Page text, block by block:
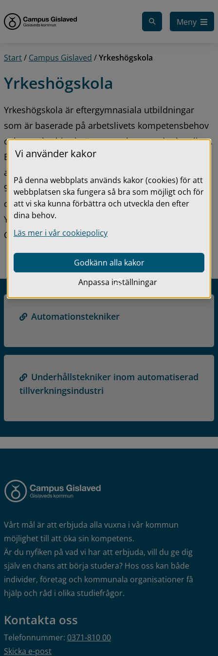
Meny
Start/ Campus Gislaved /Yrkeshögskola
Yrkeshögskola
Yrkeshögskola är eftergymnasiala utbildningar
som är baserade på arbetslivets kompetensbehov
och som bedrivs i nära samarbete med arbetslivet.
En stor del av utbildningen sker som lärande i
arbete (LIA).
9 av 10 studerande som har läst en YH-utbildning
och tagit examen får jobb.
Yrkeshögskoleutbildningar är kostnadsfria och
CSN-berättigade.
Automationstekniker
Underhållstekniker inom automatiserad
tillverkningsindustri
Vårt mål är att erbjuda alla vuxna i vår kommun
möjlighet till att öka sin kompetens.
Är du nyfiken på vad vi har att erbjuda, vill du ge dig
själv en chans att börja studera? Hos oss kan både
individer, företag och kommunala organisationer få
hjälp och råd i olika studiefrågor.
Kontakta oss
Telefonnummer: 0371-810 00
Skicka e-post
Vi använder kakor
På denna webbplats används kakor (cookies) för att
webbplatsen ska fungera så bra som möjligt och för
att vi ska kunna förbättra och utveckla den efter
dina behov.
Läs mer i vår cookiepolicy
Godkänn alla kakor
Anpassa inställningar